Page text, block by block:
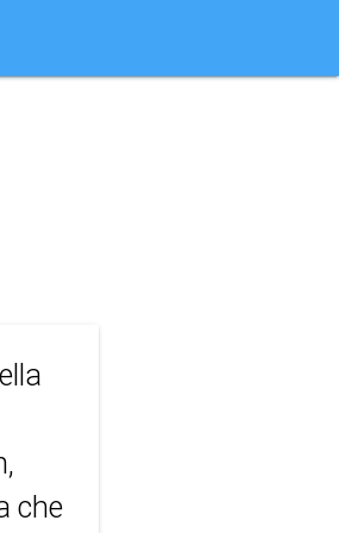
che